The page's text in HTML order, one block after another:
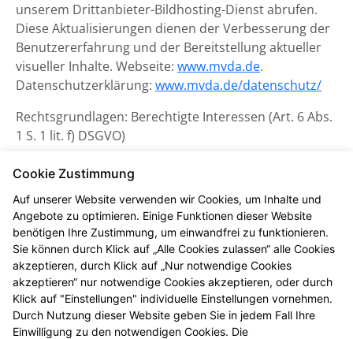
unserem Drittanbieter-Bildhosting-Dienst abrufen.
Diese Aktualisierungen dienen der Verbesserung der
Benutzererfahrung und der Bereitstellung aktueller
visueller Inhalte. Webseite: www.mvda.de.
Datenschutzerklärung: www.mvda.de/datenschutz/
Rechtsgrundlagen: Berechtigte Interessen (Art. 6 Abs.
1 S. 1 lit. f) DSGVO)
Datenschutzerklärung zum
Kontaktformular und CAPTCHA
Wenn Sie uns per Kontaktformular oder per
Vorbestellungsformular Anfragen zukommen lassen,
werden Ihre Angaben aus dem Formular inklusive der
von Ihnen dort angegebenen Kontaktdaten zwecks
Bearbeitung der Anfragen/Vorbestellung für den Fall
von Anschlussfragen bei uns gespeichert. Diese
Daten geben wir nicht ohne Ihre Einwilligung weiter.
Cookie Zustimmung
Auf unserer Website verwenden wir Cookies, um Inhalte und
Angebote zu optimieren. Einige Funktionen dieser Website
benötigen Ihre Zustimmung, um einwandfrei zu funktionieren.
Sie können durch Klick auf „Alle Cookies zulassen“ alle Cookies
akzeptieren, durch Klick auf „Nur notwendige Cookies
akzeptieren“ nur notwendige Cookies akzeptieren, oder durch
Klick auf "Einstellungen" individuelle Einstellungen vornehmen.
Durch Nutzung dieser Website geben Sie in jedem Fall Ihre
Einwilligung zu den notwendigen Cookies. Die